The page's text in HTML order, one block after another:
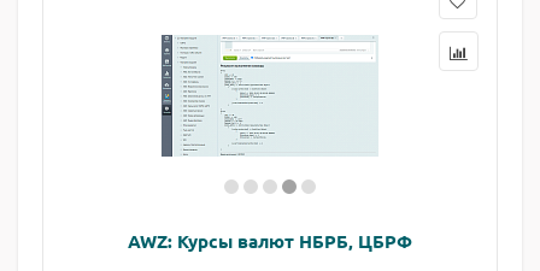
AWZ: Курсы валют НБРБ, ЦБРФ